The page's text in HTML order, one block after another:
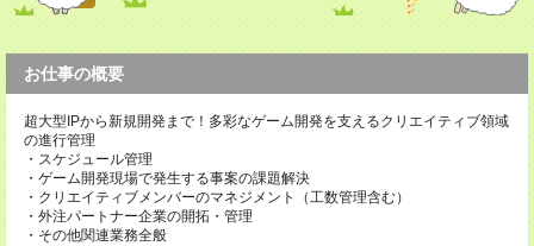
お仕事の概要
超大型IPから新規開発まで！多彩なゲーム開発を支えるクリエイティブ領域
の進行管理
・スケジュール管理
・ゲーム開発現場で発生する事案の課題解決
・クリエイティブメンバーのマネジメント（工数管理含む）
・外注パートナー企業の開拓・管理
・その他関連業務全般